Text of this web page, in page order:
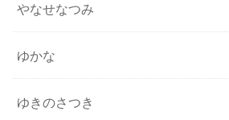
やなせなつみ
ゆかな
ゆきのさつき